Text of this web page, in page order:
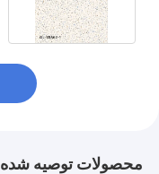
محصولات توصیه شده